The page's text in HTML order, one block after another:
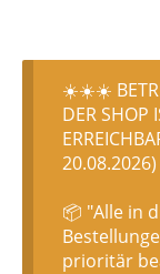
☀️☀️☀️
DER SHOP
20.08.2026)
📦 "Alle in
prioritär